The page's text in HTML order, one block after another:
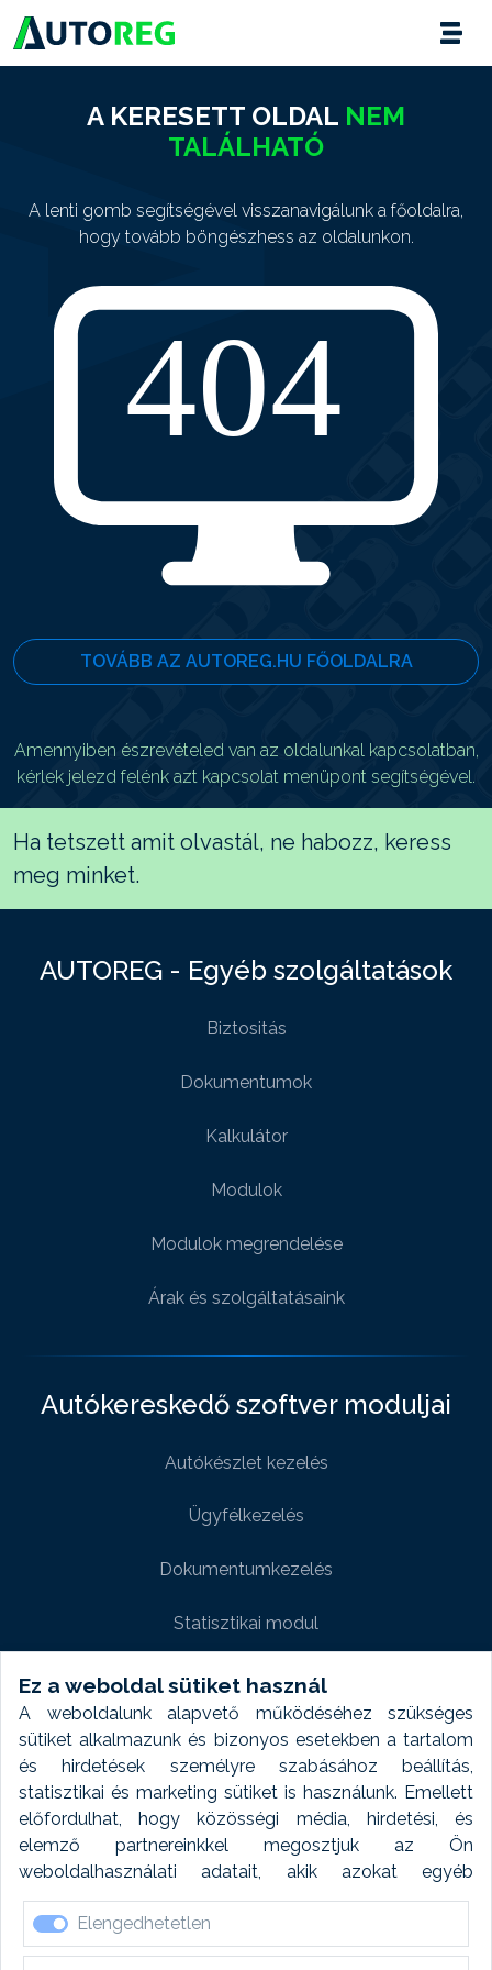
Ez a weboldal sütiket használ
A weboldalunk alapvető működéséhez szükséges
sütiket alkalmazunk és bizonyos esetekben a tartalom
és hirdetések személyre szabásához beállítás,
statisztikai és marketing sütiket is használunk. Emellett
előfordulhat, hogy közösségi média, hirdetési, és
elemző partnereinkkel megosztjuk az Ön
weboldalhasználati adatait, akik azokat egyéb
forrásokból gyűjtött adatokkal kombinálhatják. A sütik
elfogadásával kapcsolatosan naplózást végzünk és
ezen adatokat 6 hónap után automatikusan töröljük. A
Elengedhetetlen
A KERESETT OLDAL NEM
TALÁLHATÓ
A lenti gomb segítségével visszanavigálunk a főoldalra,
hogy tovább böngészhess az oldalunkon.
TOVÁBB AZ AUTOREG.HU FŐOLDALRA
Amennyiben észrevételed van az oldalunkal kapcsolatban,
kérlek jelezd felénk azt kapcsolat menüpont segítségével.
Ha tetszett amit olvastál, ne habozz, keress
meg minket.
AUTOREG - Egyéb szolgáltatások
Biztositás
Dokumentumok
Kalkulátor
Modulok
Modulok megrendelése
Árak és szolgáltatásaink
Autókereskedő szoftver moduljai
Autókészlet kezelés
Ügyfélkezelés
Dokumentumkezelés
Statisztikai modul
Weboldal modul
Fényképtár extra modul
Autómosó modul
Feladatütemezés